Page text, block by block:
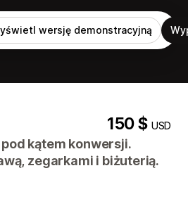
wersję demonstracyjną
150 $USD
kątem konwersji.
zegarkami i biżuterią.